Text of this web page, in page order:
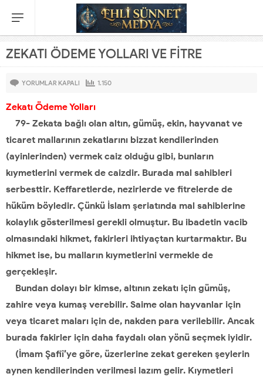
ZEKATI ÖDEME YOLLARI VE FİTRE
YORUMLAR KAPALI 1.150
Zekatı Ödeme Yolları
79- Zekata bağlı olan altın, gümüş, ekin, hayvanat ve
ticaret mallarının zekatlarını bizzat kendilerinden
(ayinlerinden) vermek caiz olduğu gibi, bunların
kıymetlerini vermek de caizdir. Burada mal sahibleri
serbesttir. Keffaretlerde, nezirlerde ve fitrelerde de
hüküm böyledir. Çünkü İslam şeriatında mal sahiblerine
kolaylık gösterilmesi gerekli olmuştur. Bu ibadetin vacib
olmasındaki hikmet, fakirleri ihtiyaçtan kurtarmaktır. Bu
hikmet ise, bu malların kıymetlerini vermekle de
gerçekleşir.
Bundan dolayı bir kimse, altının zekatı için gümüş,
zahire veya kumaş verebilir. Saime olan hayvanlar için
veya ticaret maları için de, nakden para verilebilir. Ancak
burada fakirler için daha faydalı olan yönü seçmek iyidir.
(İmam Şafiî’ye göre, üzerlerine zekat gereken şeylerin
aynen kendilerinden verilmesi lazım gelir. Kıymetleri